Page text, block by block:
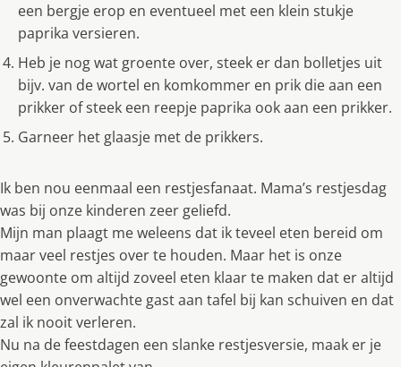
een bergje erop en eventueel met een klein stukje
paprika versieren.
Heb je nog wat groente over, steek er dan bolletjes uit
bijv. van de wortel en komkommer en prik die aan een
prikker of steek een reepje paprika ook aan een prikker.
Garneer het glaasje met de prikkers.
Ik ben nou eenmaal een restjesfanaat. Mama’s restjesdag
was bij onze kinderen zeer geliefd.
Mijn man plaagt me weleens dat ik teveel eten bereid om
maar veel restjes over te houden. Maar het is onze
gewoonte om altijd zoveel eten klaar te maken dat er altijd
wel een onverwachte gast aan tafel bij kan schuiven en dat
zal ik nooit verleren.
Nu na de feestdagen een slanke restjesversie, maak er je